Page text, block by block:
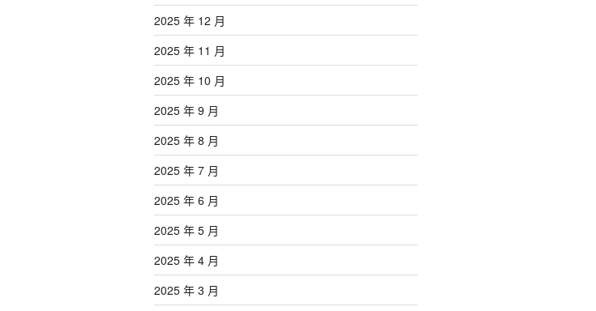
2025 年 12 月
2025 年 11 月
2025 年 10 月
2025 年 9 月
2025 年 8 月
2025 年 7 月
2025 年 6 月
2025 年 5 月
2025 年 4 月
2025 年 3 月